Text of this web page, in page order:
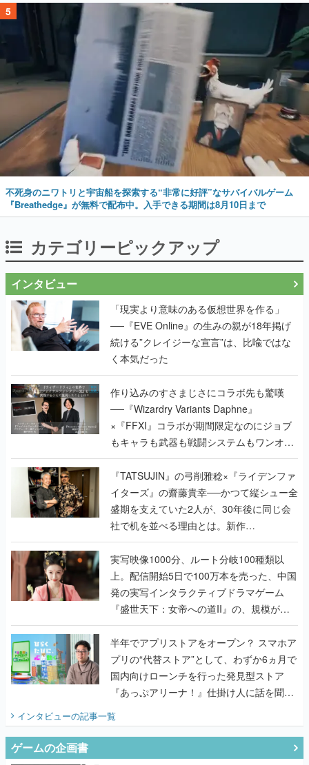
5
不死身のニワトリと宇宙船を探索する“非常に好評”なサバイバルゲーム
『Breathedge』が無料で配布中。入手できる期間は8月10日まで
カテゴリーピックアップ
インタビュー
「現実より意味のある仮想世界を作る」
──『EVE Online』の生みの親が18年掲げ
続ける”クレイジーな宣言”は、比喩ではな
く本気だった
作り込みのすさまじさにコラボ先も驚嘆
──『Wizardry Variants Daphne』
×『FFXI』コラボが期間限定なのにジョブ
もキャラも武器も戦闘システムもワンオフ
で作り込まれた理由を両ディレクターに聞
く
『TATSUJIN』の弓削雅稔×『ライデンファ
イターズ』の齋藤貴幸──かつて縦シュー全
盛期を支えていた2人が、30年後に同じ会
社で机を並べる理由とは。新作
『TATSUJIN EXTREME』で初タッグを組
んだレジェンド2人に訊く開発秘話
実写映像1000分、ルート分岐100種類以
上。配信開始5日で100万本を売った、中国
発の実写インタラクティブドラマゲーム
『盛世天下：女帝への道II』の、規模が違
うこだわりをプロデューサーに聞いた
半年でアプリストアをオープン？ スマホア
プリの“代替ストア”として、わずか6ヵ月で
国内向けローンチを行った発見型ストア
『あっぷアリーナ！』仕掛け人に話を聞い
てみた
インタビューの記事一覧
ゲームの企画書